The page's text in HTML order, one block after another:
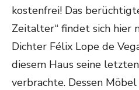
kostenfrei! Das
Zeitalter“ findet sich hier
Dichter Félix Lope de
diesem Haus seine
verbrachte. Dessen